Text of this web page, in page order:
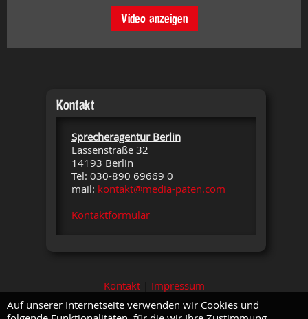
Video anzeigen
Kontakt
Sprecheragentur Berlin
Lassenstraße 32
14193 Berlin
Tel: 030-890 69669 0
mail: kontakt@media-paten.com
Kontaktformular
Kontakt| Impressum
Auf unserer Internetseite verwenden wir Cookies und